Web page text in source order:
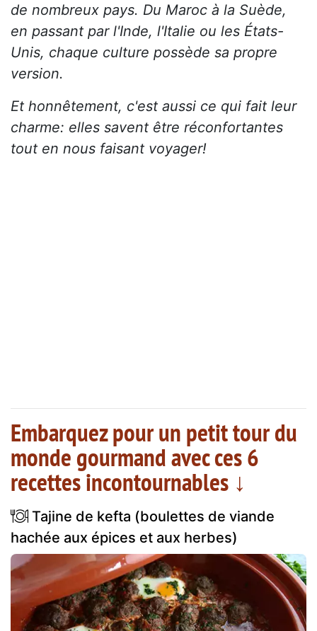
de nombreux pays. Du Maroc à la Suède,
en passant par l'Inde, l'Italie ou les États-
Unis, chaque culture possède sa propre
version.
Et honnêtement, c'est aussi ce qui fait leur
charme: elles savent être réconfortantes
tout en nous faisant voyager!
Embarquez pour un petit tour du
monde gourmand avec ces 6
recettes incontournables ↓
Tajine de kefta (boulettes de viande
hachée aux épices et aux herbes)